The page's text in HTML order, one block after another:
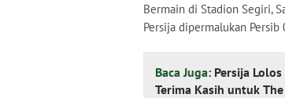
Bermain di Stadion Segiri,
Persija dipermalukan Persib
Baca Juga: Persija
Terima Kasih untuk